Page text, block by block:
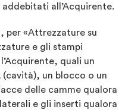
all’Acquirente.
per «Attrezzature su
e gli stampi
quali un
un blocco o un
delle camme qualora
e gli inserti qualora